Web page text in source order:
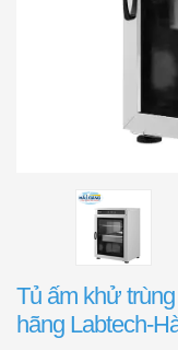
Tủ ấm khử
hãng Labtech-